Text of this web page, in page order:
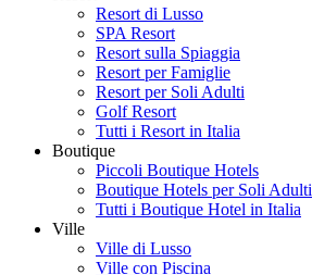
Resort di Lusso
SPA Resort
Resort sulla Spiaggia
Resort per Famiglie
Resort per Soli Adulti
Golf Resort
Tutti i Resort in Italia
Boutique
Piccoli Boutique Hotels
Boutique Hotels per Soli Adulti
Tutti i Boutique Hotel in Italia
Ville
Ville di Lusso
Ville con Piscina